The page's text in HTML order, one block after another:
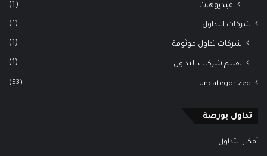
فيديوهات (1)
شركات التداول (1)
شركات تداول موثوقة (1)
تقييم شركات التداول (1)
Uncategorized
(53)
تداول بورصة
أفكار التداول